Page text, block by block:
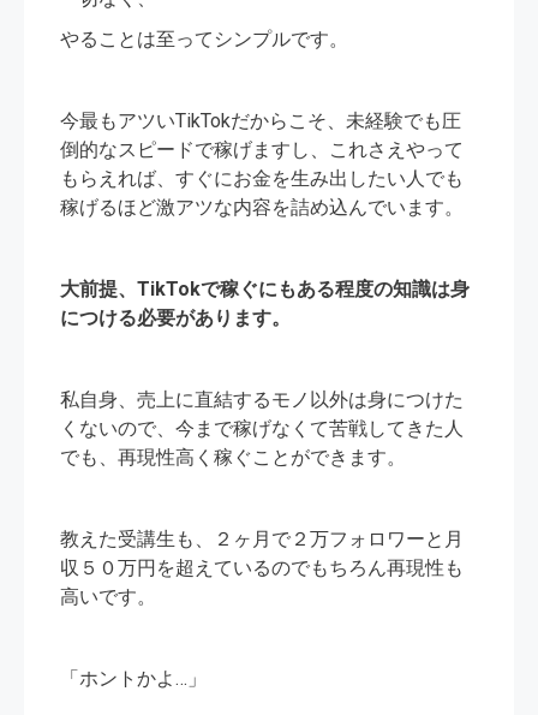
やることは至ってシンプルです。
今最もアツいTikTokだからこそ、未経験でも圧
倒的なスピードで稼げますし、これさえやって
もらえれば、すぐにお金を生み出したい人でも
稼げるほど激アツな内容を詰め込んでいます。
大前提、TikTokで稼ぐにもある程度の知識は身
につける必要があります。
私自身、売上に直結するモノ以外は身につけた
くないので、今まで稼げなくて苦戦してきた人
でも、再現性高く稼ぐことができます。
教えた受講生も、２ヶ月で２万フォロワーと月
収５０万円を超えているのでもちろん再現性も
高いです。
「ホントかよ…」